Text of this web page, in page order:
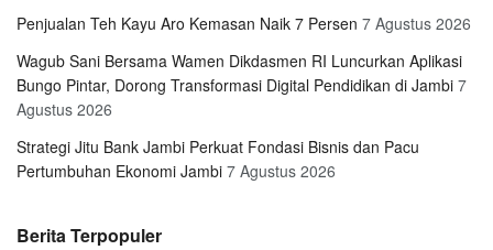
Penjualan Teh Kayu Aro Kemasan Naik 7 Persen 7 Agustus 2026
Wagub Sani Bersama Wamen Dikdasmen RI Luncurkan Aplikasi
Bungo Pintar, Dorong Transformasi Digital Pendidikan di Jambi 7
Agustus 2026
Strategi Jitu Bank Jambi Perkuat Fondasi Bisnis dan Pacu
Pertumbuhan Ekonomi Jambi 7 Agustus 2026
Berita Terpopuler